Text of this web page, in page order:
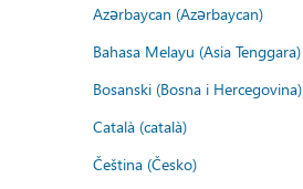
Azərbaycan (Azərbaycan)
Bahasa Melayu (Asia Tenggara)
Bosanski (Bosna i Hercegovina)
Català (català)
Čeština (Česko)